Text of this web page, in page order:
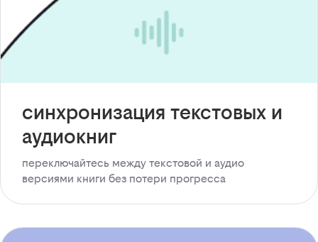
синхронизация текстовых и
аудиокниг
переключайтесь между текстовой и аудио
версиями книги без потери прогресса